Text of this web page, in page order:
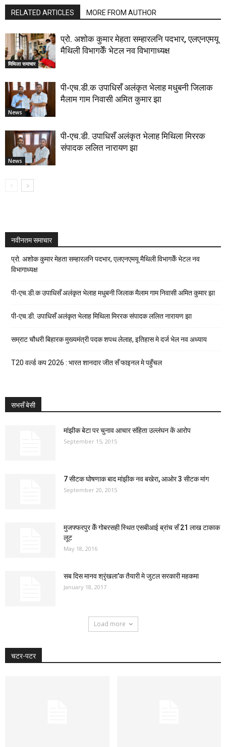
RELATED ARTICLES MORE FROM AUTHOR
मिथिला समाचार
प्रो. अशोक कुमार मेहता सम्हारलनि पदभार, एलएनएमयू
मैथिली विभागकेँ भेटल नव विभागाध्यक्ष
News
पी-एच.डी.क उपाधिसँ अलंकृत भेलाह मधुबनी जिलाक
मैलाम गाम निवासी अमित कुमार झा
News
पी-एच.डी. उपाधिसँ अलंकृत भेलाह मिथिला मिररक
संपादक ललित नारायण झा
नवीनतम समाचार
प्रो. अशोक कुमार मेहता सम्हारलनि पदभार, एलएनएमयू मैथिली विभागकेँ भेटल नव
विभागाध्यक्ष
पी-एच.डी.क उपाधिसँ अलंकृत भेलाह मधुबनी जिलाक मैलाम गाम निवासी अमित कुमार झा
पी-एच.डी. उपाधिसँ अलंकृत भेलाह मिथिला मिररक संपादक ललित नारायण झा
सम्राट चौधरी बिहारक मुख्यमंत्री पदक शपथ लेलाह, इतिहास मे दर्ज भेल नव अध्याय
T20 वर्ल्ड कप 2026 : भारत शानदार जीत सँ फाइनल मे पहुँचल
सभसँ बेसी
मांझीक बेटा पर चुनाव आचार संहिता उल्लंघन कें आरोप
September 15, 2015
7 सीटक घोषणाक बाद मांझीक नव बखेरा, आओर 3 सीटक मांग
September 20, 2015
मुजफ्फरपुर केँ गोबरसही स्थित एसबीआई ब्रांच सँ 21 लाख टाकाक
लूट
May 18, 2016
सब दिस मानव श्रृंखला’क तैयारी मे जुटल सरकारी महकमा
January 18, 2017
Load more
चटर-पटर